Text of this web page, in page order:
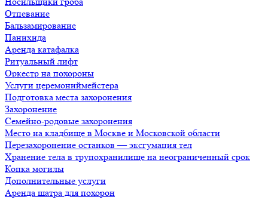
Отпевание
Бальзамирование
Панихида
Аренда катафалка
Ритуальный лифт
Оркестр на похороны
Услуги церемониймейстера
Подготовка места захоронения
Захоронение
Семейно-родовые захоронения
Место на кладбище в Москве и Московской области
Перезахоронение останков — эксгумация тел
Хранение тела в трупохранилище на неограниченный срок
Копка могилы
Дополнительные услуги
Аренда шатра для похорон